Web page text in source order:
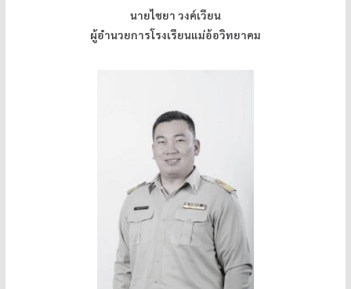
นายไชยา วงค์เวียน
ผู้อำนวยการโรงเรียนแม่อ้อวิทยาคม